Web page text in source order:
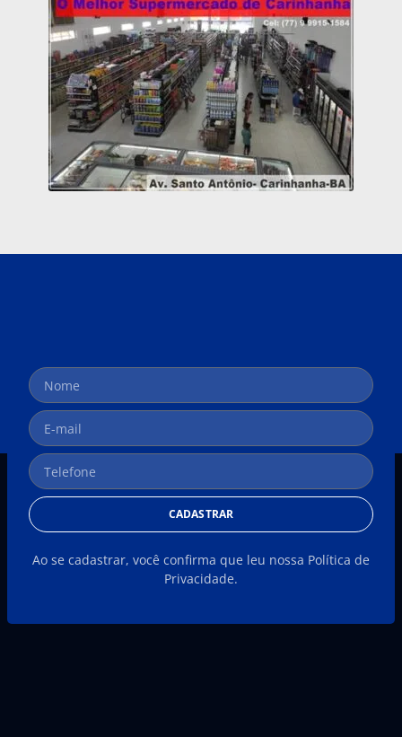
CADASTRAR
Ao se cadastrar, você confirma que leu nossa Política de
Privacidade.